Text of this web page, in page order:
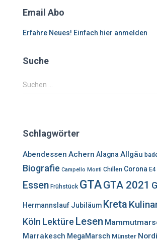
Email Abo
Erfahre Neues! Einfach hier anmelden
Suche
S
u
n
a
c
h
Suchen …
Schlagwörter
Abendessen Achern AlagnaAllgäu
Biografie Campello Monti Chillen Corona E4
Essen Frühstück GTAGTA 2021
Hermannslauf Jubiläum Kreta
Köln LektüreLesen
Marrakesch MegaMarsch Münster